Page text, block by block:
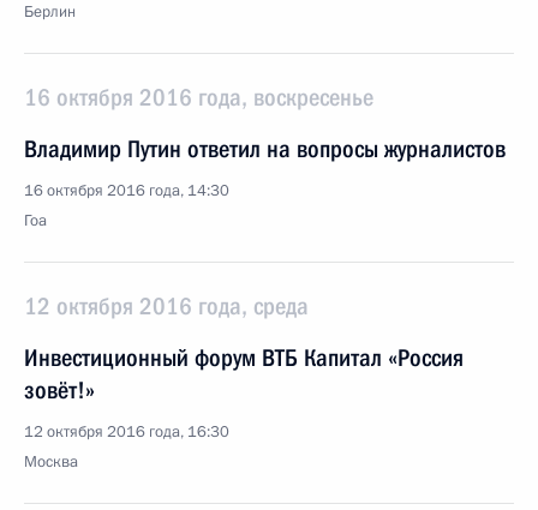
Берлин
16 октября 2016 года, воскресенье
Владимир Путин ответил на вопросы журналистов
16 октября 2016 года, 14:30
Гоа
12 октября 2016 года, среда
Инвестиционный форум ВТБ Капитал «Россия
зовёт!»
12 октября 2016 года, 16:30
Москва